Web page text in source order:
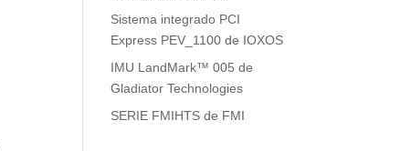
Sistema integrado PCI
Express PEV_1100 de IOXOS
IMU LandMark™ 005 de
Gladiator Technologies
SERIE FMIHTS de FMI